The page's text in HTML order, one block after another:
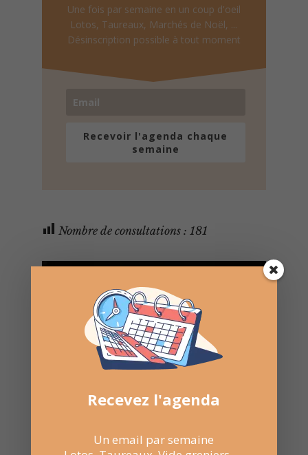
Une fois par semaine en un coup d'oeil
Lotos, Taureaux, Marchés de Noël, ...
Désinscription possible à tout moment
Recevoir l'agenda chaque
semaine
Nombre de consultations : 181
Recevez l'agenda
Un email par semaine